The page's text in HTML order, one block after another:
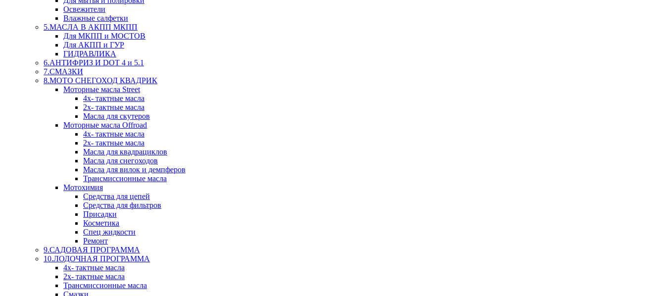
Освежители
Влажные салфетки
5.МАСЛА В АКПП МКПП
Для МКПП и МОСТОВ
Для АКПП и ГУР
ГИДРАВЛИКА
6.АНТИФРИЗ И DOT 4 и 5.1
7.СМАЗКИ
8.МОТО СНЕГОХОД КВАДРИК
Моторные масла Street
4х- тактные масла
2х- тактные масла
Масла для скутеров
Моторные масла Offroad
4х- тактные масла
2х- тактные масла
Масла для квадрациклов
Масла для снегоходов
Масла для вилок и демпферов
Трансмиссионные масла
Мотохимия
Средства для цепей
Средства для фильтров
Присадки
Косметика
Спец жидкости
Ремонт
9.САДОВАЯ ПРОГРАММА
10.ЛОДОЧНАЯ ПРОГРАММА
4х- тактные масла
2х- тактные масла
Трансмиссионные масла
Смазки